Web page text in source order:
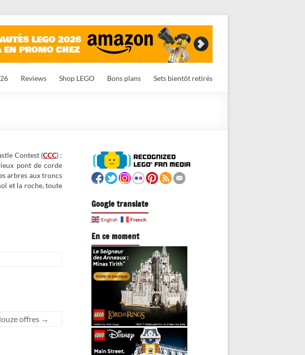
Reviews Shop LEGO Bons plans Sets bientôt retirés
Contest (CCC) :
pont de corde
arbres aux troncs
et la roche, toute
offres →
Google translate
English French
En ce moment